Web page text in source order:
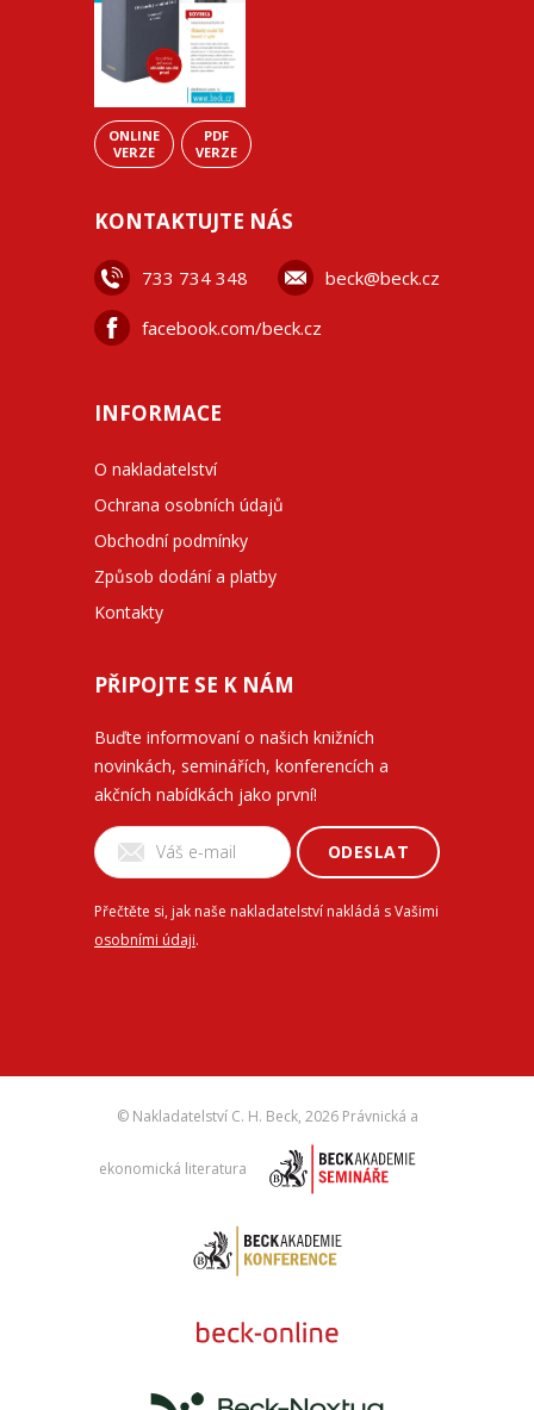
ONLINE
VERZE
PDF
VERZE
KONTAKTUJTE NÁS
733 734 348 beck@beck.cz
facebook.com/beck.cz
INFORMACE
O nakladatelství
Ochrana osobních údajů
Obchodní podmínky
Způsob dodání a platby
Kontakty
PŘIPOJTE SE K NÁM
Buďte informovaní o našich knižních
novinkách, seminářích, konferencích a
akčních nabídkách jako první!
ODESLAT
Přečtěte si, jak naše nakladatelství nakládá s Vašimi
osobními údaji.
© Nakladatelství C. H. Beck, 2026 Právnická a
ekonomická literatura